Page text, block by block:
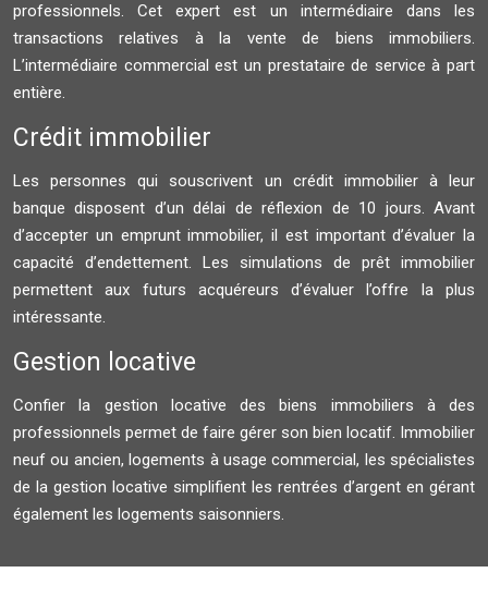
professionnels. Cet expert est un intermédiaire dans les
transactions relatives à la vente de biens immobiliers.
L’intermédiaire commercial est un prestataire de service à part
entière.
Crédit immobilier
Les personnes qui souscrivent un crédit immobilier à leur
banque disposent d’un délai de réflexion de 10 jours. Avant
d’accepter un emprunt immobilier, il est important d’évaluer la
capacité d’endettement. Les simulations de prêt immobilier
permettent aux futurs acquéreurs d’évaluer l’offre la plus
intéressante.
Gestion locative
Confier la gestion locative des biens immobiliers à des
professionnels permet de faire gérer son bien locatif. Immobilier
neuf ou ancien, logements à usage commercial, les spécialistes
de la gestion locative simplifient les rentrées d’argent en gérant
également les logements saisonniers.